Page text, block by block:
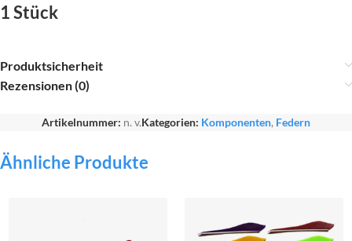
1 Stück
Produktsicherheit
Rezensionen (0)
Artikelnummer: n. v.Kategorien: Komponenten, Federn
Ähnliche Produkte